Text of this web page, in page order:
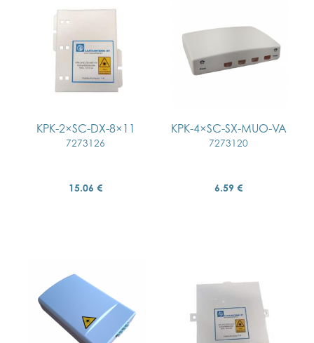
KPK-2×SC-DX-8×11
7273126
15.06 €
KPK-4×SC-SX-MUO-VA
7273120
6.59 €